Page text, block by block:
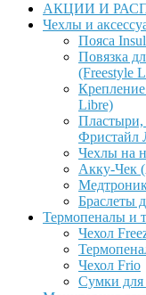
АКЦИИ И
Чехлы и
Пояса
Повязка
(Freestyle
Libre)
Фристайл
Чехлы на
Акку-Чек
Браслеты
Термопеналы и
Чехол
Чехол Frio
Сумки для